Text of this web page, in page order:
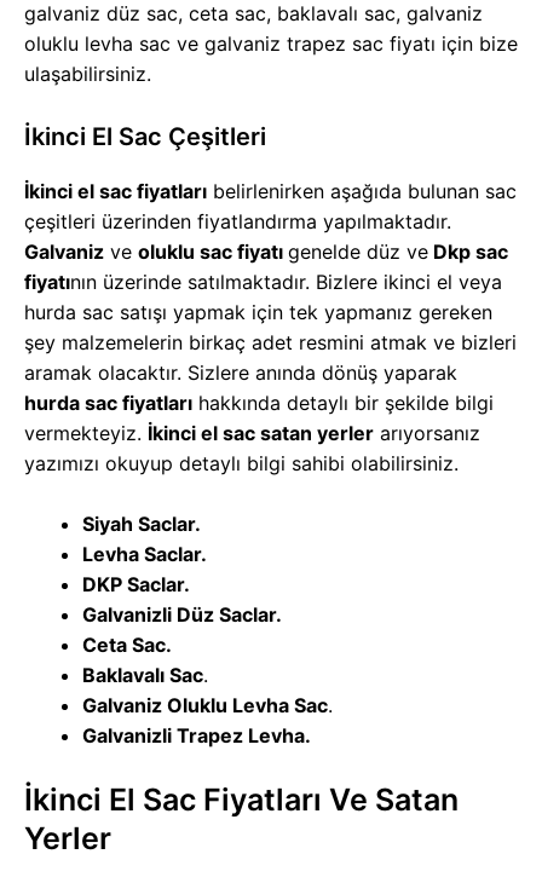
galvaniz düz sac, ceta sac, baklavalı sac, galvaniz
oluklu levha sac ve galvaniz trapez sac fiyatı için bize
ulaşabilirsiniz.
İkinci El Sac Çeşitleri
İkinci el sac fiyatları belirlenirken aşağıda bulunan sac
çeşitleri üzerinden fiyatlandırma yapılmaktadır.
Galvaniz ve oluklu sac fiyatı genelde düz ve Dkp sac
fiyatının üzerinde satılmaktadır. Bizlere ikinci el veya
hurda sac satışı yapmak için tek yapmanız gereken
şey malzemelerin birkaç adet resmini atmak ve bizleri
aramak olacaktır. Sizlere anında dönüş yaparak
hurda sac fiyatları hakkında detaylı bir şekilde bilgi
vermekteyiz. İkinci el sac satan yerler arıyorsanız
yazımızı okuyup detaylı bilgi sahibi olabilirsiniz.
Siyah Saclar.
Levha Saclar.
DKP Saclar.
Galvanizli Düz Saclar.
Ceta Sac.
Baklavalı Sac.
Galvaniz Oluklu Levha Sac.
Galvanizli Trapez Levha.
İkinci El Sac Fiyatları Ve Satan
Yerler